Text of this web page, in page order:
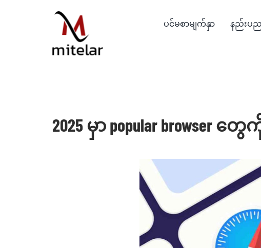
ပင်မစာမျက်နှာ နည်းပ
2025 မှာ popular